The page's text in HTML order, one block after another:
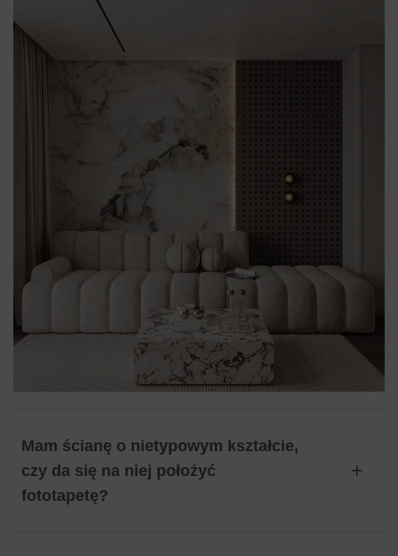
Mam ścianę o nietypowym kształcie,
czy da się na niej położyć
fototapetę?